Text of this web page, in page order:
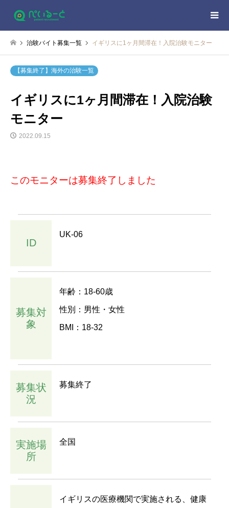
治験バイト募集一覧 イギリスに1ヶ月間滞在！入院治験モニター
【募集終了】海外の治験一覧
イギリスに1ヶ月間滞在！入院治験
モニター
2022.09.15
このモニターは募集終了しました
ID
UK-06
募集対
象
年齢：18-60歳
性別：男性・女性
BMI：18-32
募集状
況
募集終了
実施場
所
全国
イギリスの医療機関で実施される、健康